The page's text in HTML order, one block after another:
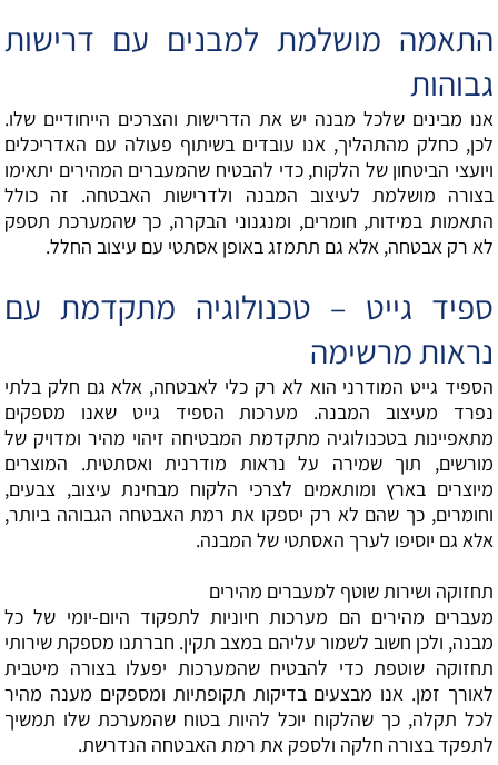
התאמה מושלמת למבנים עם דרישות
גבוהות
אנו מבינים שלכל מבנה יש את הדרישות והצרכים הייחודיים שלו.
לכן, כחלק מהתהליך, אנו עובדים בשיתוף פעולה עם האדריכלים
ויועצי הביטחון של הלקוח, כדי להבטיח שהמעברים המהירים יתאימו
בצורה מושלמת לעיצוב המבנה ולדרישות האבטחה. זה כולל
התאמות במידות, חומרים, ומנגנוני הבקרה, כך שהמערכת תספק
לא רק אבטחה, אלא גם תתמזג באופן אסתטי עם עיצוב החלל.
ספיד גייט – טכנולוגיה מתקדמת עם
נראות מרשימה
הספיד גייט המודרני הוא לא רק כלי לאבטחה, אלא גם חלק בלתי
נפרד מעיצוב המבנה. מערכות הספיד גייט שאנו מספקים
מתאפיינות בטכנולוגיה מתקדמת המבטיחה זיהוי מהיר ומדויק של
מורשים, תוך שמירה על נראות מודרנית ואסתטית. המוצרים
מיוצרים בארץ ומותאמים לצרכי הלקוח מבחינת עיצוב, צבעים,
וחומרים, כך שהם לא רק יספקו את רמת האבטחה הגבוהה ביותר,
אלא גם יוסיפו לערך האסתטי של המבנה.
תחזוקה ושירות שוטף למעברים מהירים
מעברים מהירים הם מערכות חיוניות לתפקוד היום-יומי של כל
מבנה, ולכן חשוב לשמור עליהם במצב תקין. חברתנו מספקת שירותי
תחזוקה שוטפת כדי להבטיח שהמערכות יפעלו בצורה מיטבית
לאורך זמן. אנו מבצעים בדיקות תקופתיות ומספקים מענה מהיר
לכל תקלה, כך שהלקוח יוכל להיות בטוח שהמערכת שלו תמשיך
לתפקד בצורה חלקה ולספק את רמת האבטחה הנדרשת.